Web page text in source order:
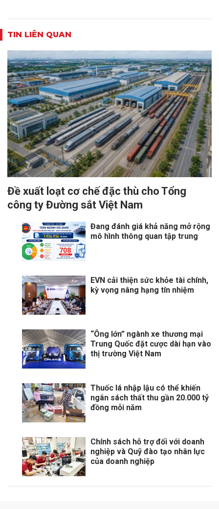
TIN LIÊN QUAN
Đề xuất loạt cơ chế đặc thù cho Tổng
công ty Đường sắt Việt Nam
Đang đánh giá khả năng mở rộng
mô hình thông quan tập trung
EVN cải thiện sức khỏe tài chính,
kỳ vọng nâng hạng tín nhiệm
“Ông lớn” ngành xe thương mại
Trung Quốc đặt cược dài hạn vào
thị trường Việt Nam
Thuốc lá nhập lậu có thể khiến
ngân sách thất thu gần 20.000 tỷ
đồng mỗi năm
Chính sách hỗ trợ đối với doanh
nghiệp và Quỹ đào tạo nhân lực
của doanh nghiệp